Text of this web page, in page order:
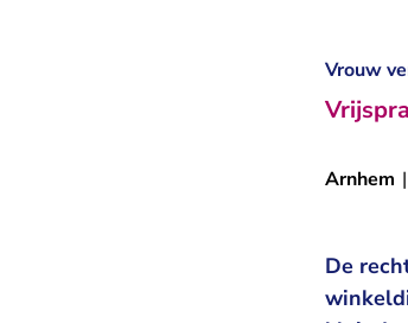
Vrouw
Arnhem |
De